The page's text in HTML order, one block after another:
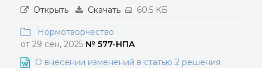
Открыть
Скачать 60.5 КБ
Нормотворчество
от 29 сен, 2025 № 577-НПА
О внесении изменений в статью 2 решения